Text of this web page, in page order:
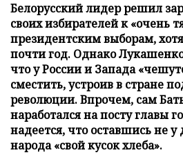
Белорусский лидер решил
своих избирателей к «очень
президентским выборам,
почти год. Однако
что у России и Запада
сместить, устроив в стране
революции. Впрочем, сам
наработался на посту главы
надеется, что оставшись не у
народа «свой кусок хлеба».